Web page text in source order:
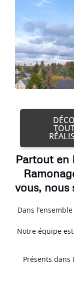
Partout en
vous, nous
Dans
Notre équipe
Présents dans